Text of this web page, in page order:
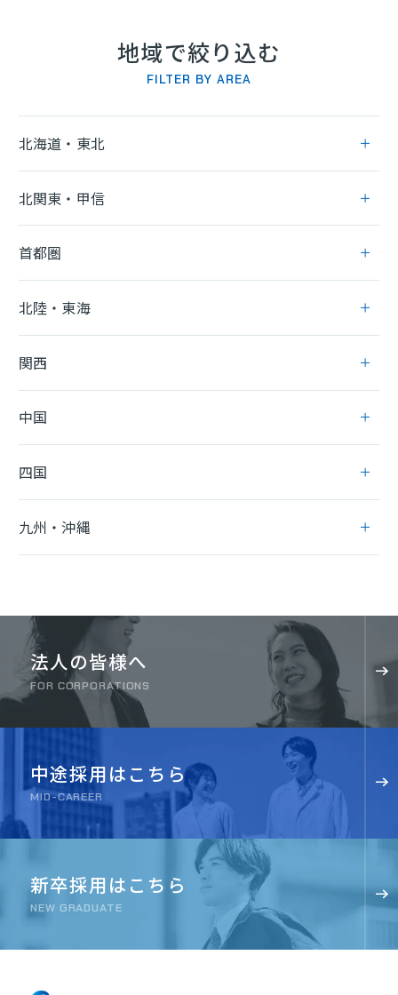
地域で絞り込む
FILTER BY AREA
北海道・東北
北関東・甲信
首都圏
北陸・東海
関西
中国
四国
九州・沖縄
法人の皆様へ
FOR CORPORATIONS
中途採用はこちら
MID-CAREER
新卒採用はこちら
NEW GRADUATE